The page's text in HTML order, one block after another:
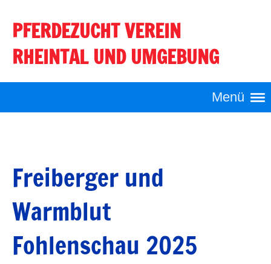
PFERDEZUCHT VEREIN
RHEINTAL UND UMGEBUNG
Menü
Freiberger und
Warmblut
Fohlenschau 2025